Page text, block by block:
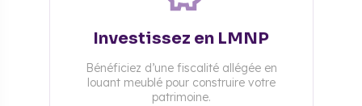
Investissez en LMNP
Bénéficiez d’une fiscalité allégée en
louant meublé pour construire votre
patrimoine.